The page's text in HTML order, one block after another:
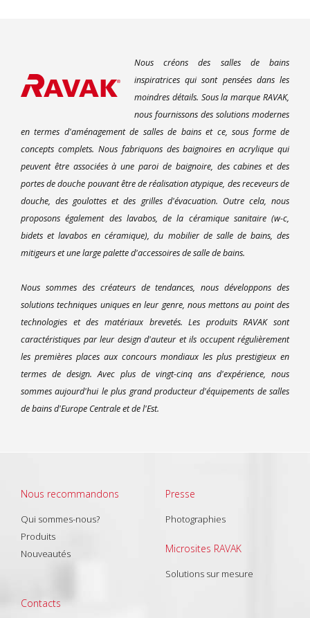
Nous créons des salles de bains
inspiratrices qui sont pensées dans les
moindres détails. Sous la marque RAVAK,
nous fournissons des solutions modernes
en termes d'aménagement de salles de bains et ce, sous forme de
concepts complets. Nous fabriquons des baignoires en acrylique qui
peuvent être associées à une paroi de baignoire, des cabines et des
portes de douche pouvant être de réalisation atypique, des receveurs de
douche, des goulottes et des grilles d'évacuation. Outre cela, nous
proposons également des lavabos, de la céramique sanitaire (w-c,
bidets et lavabos en céramique), du mobilier de salle de bains, des
mitigeurs et une large palette d'accessoires de salle de bains.
Nous sommes des créateurs de tendances, nous développons des
solutions techniques uniques en leur genre, nous mettons au point des
technologies et des matériaux brevetés. Les produits RAVAK sont
caractéristiques par leur design d'auteur et ils occupent régulièrement
les premières places aux concours mondiaux les plus prestigieux en
termes de design. Avec plus de vingt-cinq ans d'expérience, nous
sommes aujourd'hui le plus grand producteur d'équipements de salles
de bains d'Europe Centrale et de l'Est.
Nous recommandons
Qui sommes-nous?
Produits
Nouveautés
Presse
Photographies
Microsites RAVAK
Solutions sur mesure
Contacts